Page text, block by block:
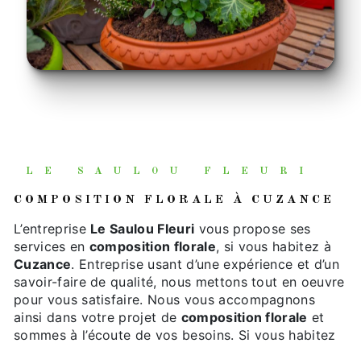
LE SAULOU FLEURI
COMPOSITION FLORALE À CUZANCE
L’entreprise Le Saulou Fleuri vous propose ses
services en composition florale, si vous habitez à
Cuzance. Entreprise usant d’une expérience et d’un
savoir-faire de qualité, nous mettons tout en oeuvre
pour vous satisfaire. Nous vous accompagnons
ainsi dans votre projet de composition florale et
sommes à l’écoute de vos besoins. Si vous habitez